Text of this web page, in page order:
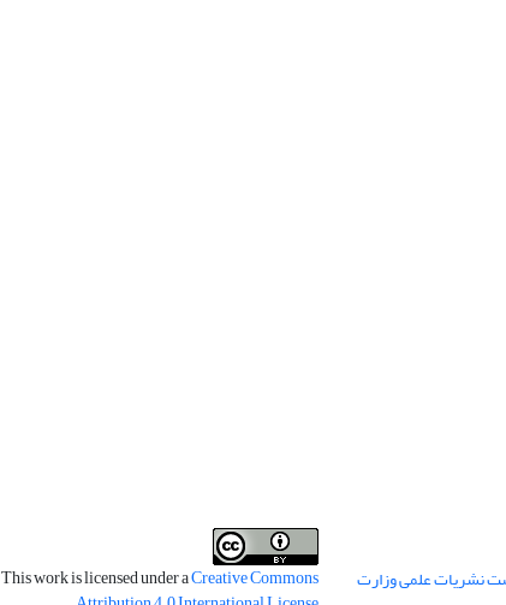
نشریات علمی وزارت This work is licensed under aCreative Commons